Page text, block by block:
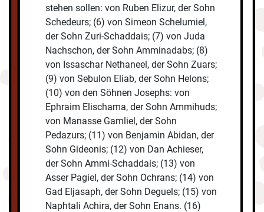
stehen sollen: von Ruben Elizur, der Sohn
Schedeurs; (6) von Simeon Schelumiel,
der Sohn Zuri-Schaddais; (7) von Juda
Nachschon, der Sohn Amminadabs; (8)
von Issaschar Nethaneel, der Sohn Zuars;
(9) von Sebulon Eliab, der Sohn Helons;
(10) von den Söhnen Josephs: von
Ephraim Elischama, der Sohn Ammihuds;
von Manasse Gamliel, der Sohn
Pedazurs; (11) von Benjamin Abidan, der
Sohn Gideonis; (12) von Dan Achieser,
der Sohn Ammi-Schaddais; (13) von
Asser Pagiel, der Sohn Ochrans; (14) von
Gad Eljasaph, der Sohn Deguels; (15) von
Naphtali Achira, der Sohn Enans. (16)